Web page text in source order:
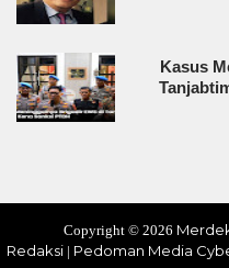
Kasus
Copyright © 2026
Redaksi | Pedoman Media